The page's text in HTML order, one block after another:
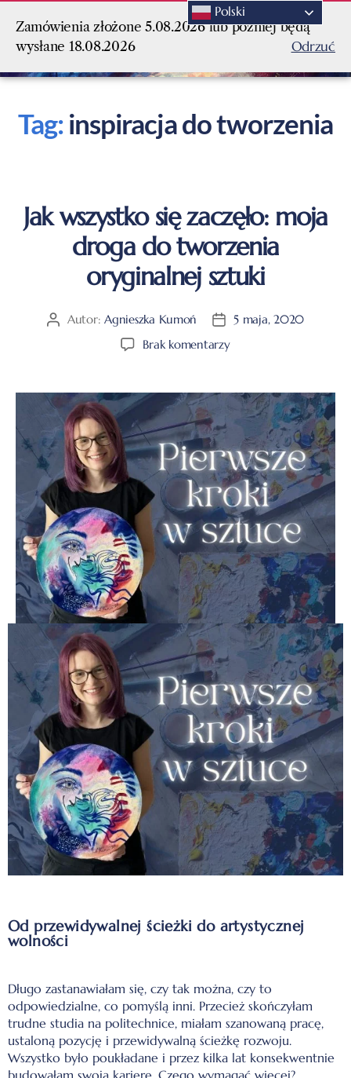
Zamówienia złożone 5.08.2026 lub później będą
wysłane 18.08.2026
Odrzuć
Tag:inspiracja do tworzenia
Jak wszystko się zaczęło: moja
droga do tworzenia
oryginalnej sztuki
Autor:Agnieszka Kumoń
5 maja, 2020
Brak komentarzy
Od przewidywalnej ścieżki do artystycznej
wolności
Długo zastanawiałam się, czy tak można, czy to
odpowiedzialne, co pomyślą inni. Przecież skończyłam
trudne studia na politechnice, miałam szanowaną pracę,
ustaloną pozycję i przewidywalną ścieżkę rozwoju.
Wszystko było poukładane i przez kilka lat konsekwentnie
budowałam swoją karierę. Czego wymagać więcej?
Polski